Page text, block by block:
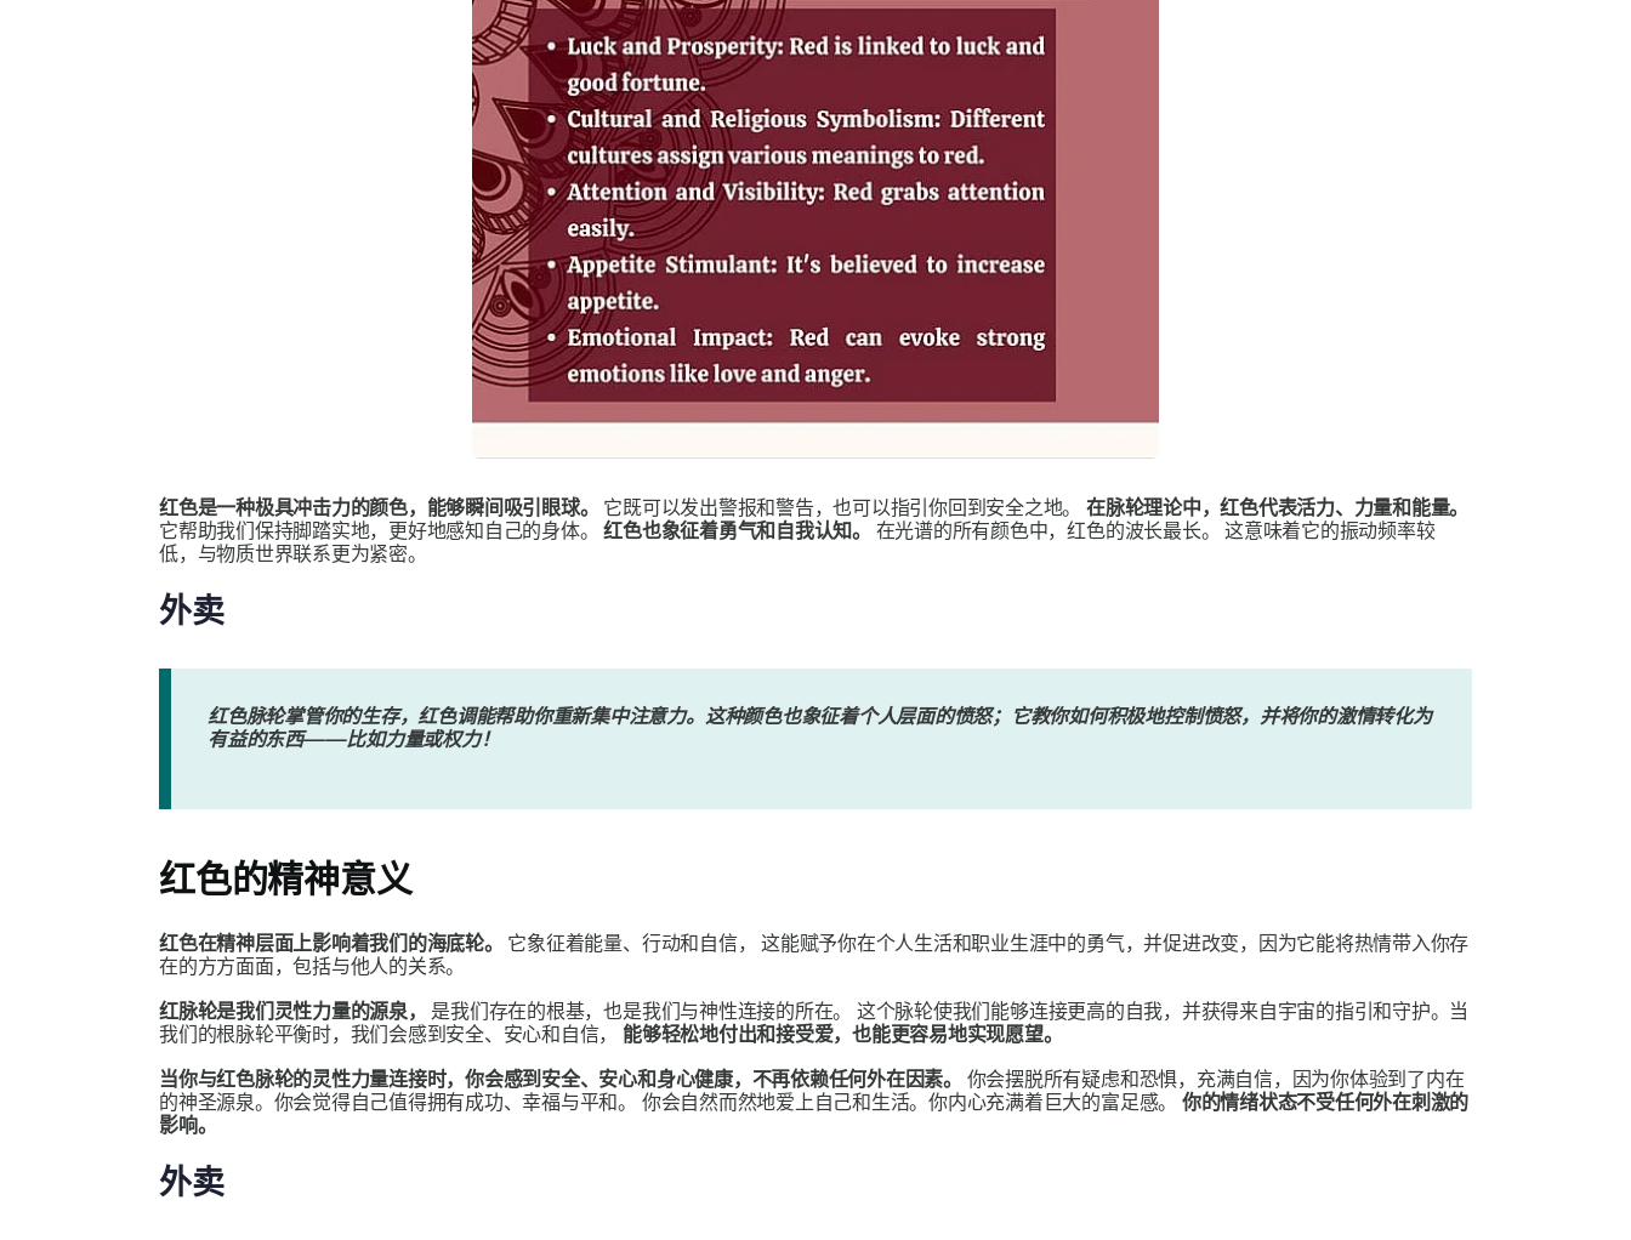
红色是一种极具冲击力的颜色，能够瞬间吸引眼球。 它既可以发出警报和警告，也可以指引你回到安全之地。在脉轮理论中，红色代表活力、力量和能量。
它帮助我们保持脚踏实地，更好地感知自己的身体。红色也象征着勇气和自我认知。 ​​在光谱的所有颜色中，红色的波长最长。这意味着它的振动频率较
低，与物质世界联系更为紧密。
外卖
红色脉轮掌管你的生存，红色调能帮助你重新集中注意力。这种颜色也象征着个人层面的愤怒；它教你如何积极地控制愤怒，并将你的激情转化为
有益的东西——比如力量或权力！
红色的精神意义
红色在精神层面上影响着我们的海底轮。 它象征着能量、行动和自信，
这能赋予你在个人生活和职业生涯中的勇气，并促进改变，因为它能将热情带入你存
在的方方面面，包括与他人的关系。
红脉轮是我们灵性力量的源泉，
是我们存在的根基，也是我们与神性连接的所在。
这个脉轮使我们能够连接更高的自我，并获得来自宇宙的指引和守护。当
我们的根脉轮平衡时，我们会感到安全、安心和自信， 能够轻松地付出和接受爱，​​也能更容易地实现愿望。
当你与红色脉轮的灵性力量连接时，你会感到安全、安心和身心健康，不再依赖任何外在因素。
你会摆脱所有疑虑和恐惧，充满自信，因为你体验到了内在
的神圣源泉。你会觉得自己值得拥有成功、幸福与平和。 你会自然而然地爱上自己和生活。你内心充满着巨大的富足感。 你的情绪状态不受任何外在刺激的
影响。
外卖